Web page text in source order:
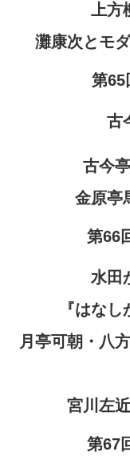
上方
灘康次とモ
第
古
古今
金原亭
第66
水田
『はな
月亭可朝・八
宮川左
第67